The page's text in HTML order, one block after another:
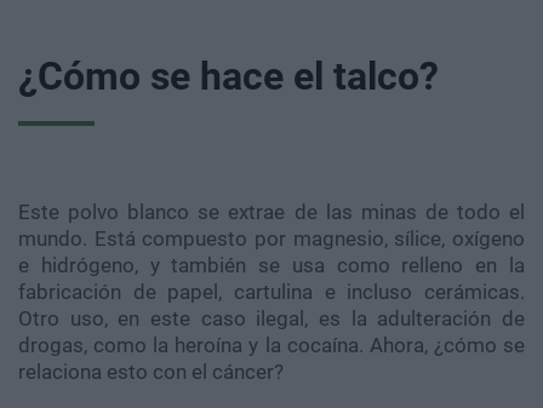
¿Cómo se hace el talco?
Este polvo blanco se extrae de las minas de todo el
mundo. Está compuesto por magnesio, sílice, oxígeno
e hidrógeno, y también se usa como relleno en la
fabricación de papel, cartulina e incluso cerámicas.
Otro uso, en este caso ilegal, es la adulteración de
drogas, como la heroína y la cocaína. Ahora, ¿cómo se
relaciona esto con el cáncer?